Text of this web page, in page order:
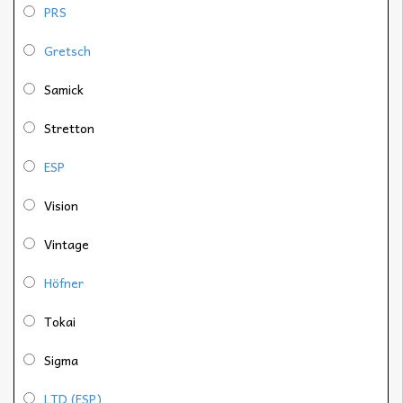
PRS
Gretsch
Samick
Stretton
ESP
Vision
Vintage
Höfner
Tokai
Sigma
LTD (ESP)